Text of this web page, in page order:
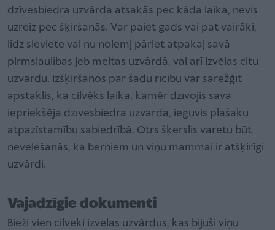
dzīvesbiedra uzvārda atsakās pēc kāda laika, nevis
uzreiz pēc šķiršanās. Var paiet gads vai pat vairāki,
līdz sieviete vai nu nolemj pāriet atpakaļ savā
pirmslaulības jeb meitas uzvārdā, vai arī izvēlas citu
uzvārdu. Izšķiršanos par šādu rīcību var sarežģīt
apstāklis, ka cilvēks laikā, kamēr dzīvojis sava
iepriekšējā dzīvesbiedra uzvārdā, ieguvis plašāku
atpazīstamību sabiedrībā. Otrs šķērslis varētu būt
nevēlēšanās, ka bērniem un viņu mammai ir atšķirīgi
uzvārdi.
Vajadzīgie dokumenti
Bieži vien cilvēki izvēlas uzvārdus, kas bijuši viņu